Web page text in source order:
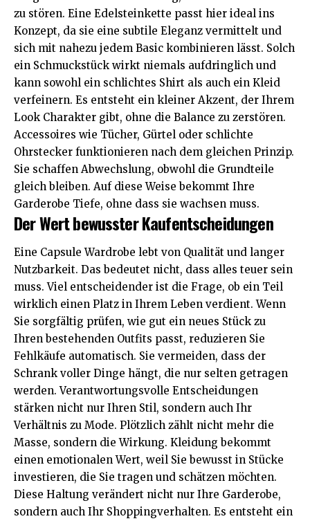
zu stören. Eine Edelsteinkette passt hier ideal ins
Konzept, da sie eine subtile Eleganz vermittelt und
sich mit nahezu jedem Basic kombinieren lässt. Solch
ein Schmuckstück wirkt niemals aufdringlich und
kann sowohl ein schlichtes Shirt als auch ein Kleid
verfeinern. Es entsteht ein kleiner Akzent, der Ihrem
Look Charakter gibt, ohne die Balance zu zerstören.
Accessoires wie Tücher, Gürtel oder schlichte
Ohrstecker funktionieren nach dem gleichen Prinzip.
Sie schaffen Abwechslung, obwohl die Grundteile
gleich bleiben. Auf diese Weise bekommt Ihre
Garderobe Tiefe, ohne dass sie wachsen muss.
Der Wert bewusster Kaufentscheidungen
Eine Capsule Wardrobe lebt von Qualität und langer
Nutzbarkeit. Das bedeutet nicht, dass alles teuer sein
muss. Viel entscheidender ist die Frage, ob ein Teil
wirklich einen Platz in Ihrem Leben verdient. Wenn
Sie sorgfältig prüfen, wie gut ein neues Stück zu
Ihren bestehenden Outfits passt, reduzieren Sie
Fehlkäufe automatisch. Sie vermeiden, dass der
Schrank voller Dinge hängt, die nur selten getragen
werden. Verantwortungsvolle Entscheidungen
stärken nicht nur Ihren Stil, sondern auch Ihr
Verhältnis zu Mode. Plötzlich zählt nicht mehr die
Masse, sondern die Wirkung. Kleidung bekommt
einen emotionalen Wert, weil Sie bewusst in Stücke
investieren, die Sie tragen und schätzen möchten.
Diese Haltung verändert nicht nur Ihre Garderobe,
sondern auch Ihr Shoppingverhalten. Es entsteht ein